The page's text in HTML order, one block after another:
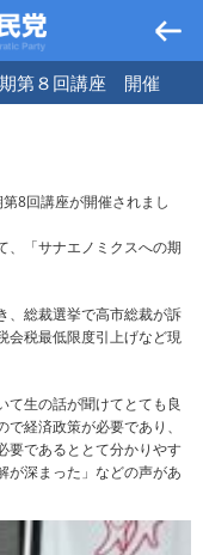
第８回講座 開催
8回講座が開催されまし
、「サナエノミクスへの期
、総裁選挙で高市総裁が訴
会税最低限度引上げなど現
て生の話が聞けてとても良
経済政策が必要であり、
であるととて分かりやす
が深まった」などの声があ